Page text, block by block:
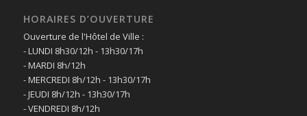
HORAIRES D’OUVERTURE
Ouverture de l'Hôtel de Ville :
- LUNDI 8h30/12h - 13h30/17h
- MARDI 8h/12h
- MERCREDI 8h/12h - 13h30/17h
- JEUDI 8h/12h - 13h30/17h
- VENDREDI 8h/12h